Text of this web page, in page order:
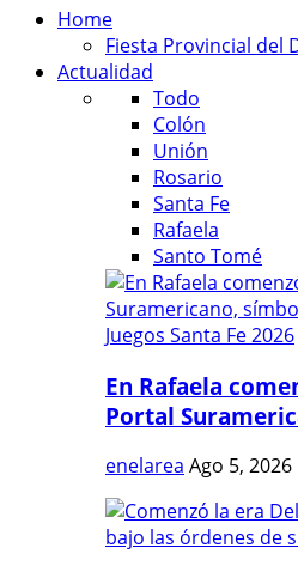
Home
Fiesta Provincial del
Actualidad
Todo
Colón
Unión
Rosario
Santa Fe
Rafaela
Santo Tomé
En Rafaela
Portal
enelarea Ago 5, 2026